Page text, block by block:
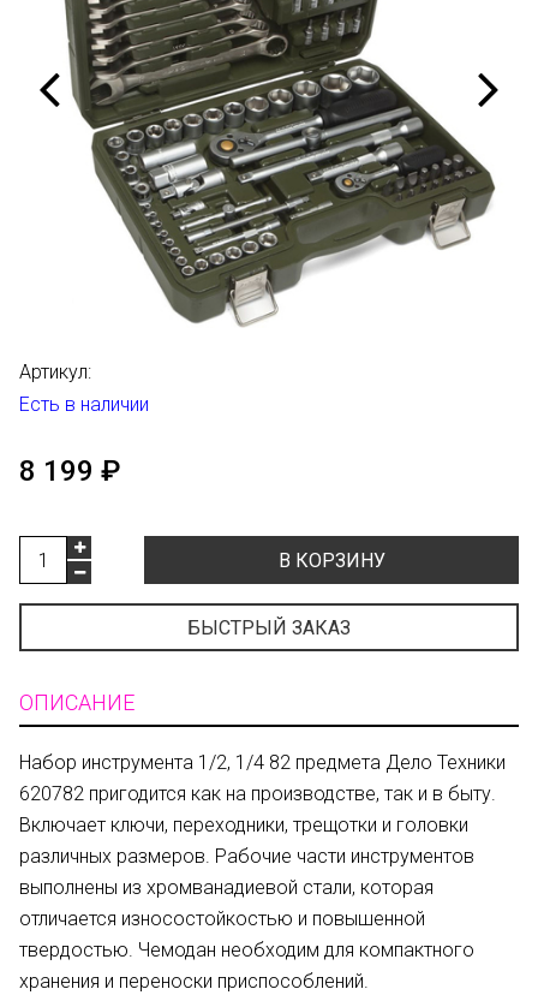
Артикул:
Есть в наличии
8 199 ₽
В КОРЗИНУ
БЫСТРЫЙ ЗАКАЗ
ОПИСАНИЕ
Набор инструмента 1/2, 1/4 82 предмета Дело Техники
620782 пригодится как на производстве, так и в быту.
Включает ключи, переходники, трещотки и головки
различных размеров. Рабочие части инструментов
выполнены из хромванадиевой стали, которая
отличается износостойкостью и повышенной
твердостью. Чемодан необходим для компактного
хранения и переноски приспособлений.